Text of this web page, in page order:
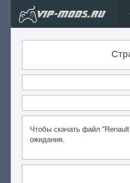
Чтобы скачать файл
ожидания.